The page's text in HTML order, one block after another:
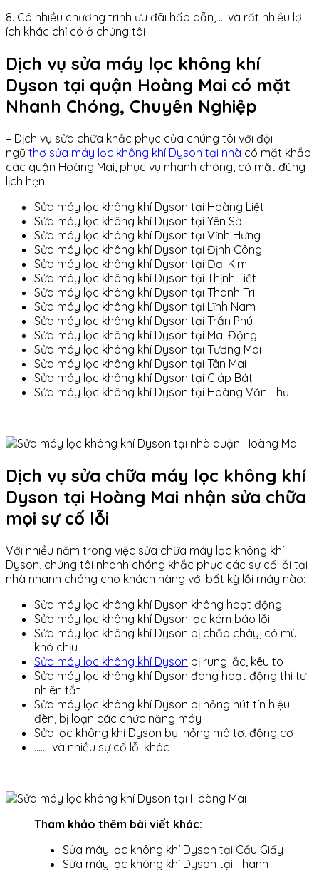
8. Có nhiều chương trình ưu đãi hấp dẫn, … và rất nhiều lợi
ích khác chỉ có ở chúng tôi
Dịch vụ sửa máy lọc không khí
Dyson tại quận Hoàng Mai có mặt
Nhanh Chóng, Chuyên Nghiệp
– Dịch vụ sửa chữa khắc phục của chúng tôi với đội
ngũ thợ sửa máy lọc không khí Dyson tại nhà có mặt khắp
các quận Hoàng Mai, phục vụ nhanh chóng, có mặt đúng
lịch hẹn:
Sửa máy lọc không khí Dyson tại Hoàng Liệt
Sửa máy lọc không khí Dyson tại Yên Sở
Sửa máy lọc không khí Dyson tại Vĩnh Hưng
Sửa máy lọc không khí Dyson tại Định Công
Sửa máy lọc không khí Dyson tại Đại Kim
Sửa máy lọc không khí Dyson tại Thịnh Liệt
Sửa máy lọc không khí Dyson tại Thanh Trì
Sửa máy lọc không khí Dyson tại Lĩnh Nam
Sửa máy lọc không khí Dyson tại Trần Phú
Sửa máy lọc không khí Dyson tại Mai Động
Sửa máy lọc không khí Dyson tại Tương Mai
Sửa máy lọc không khí Dyson tại Tân Mai
Sửa máy lọc không khí Dyson tại Giáp Bát
Sửa máy lọc không khí Dyson tại Hoàng Văn Thụ
Dịch vụ sửa chữa máy lọc không khí
Dyson tại Hoàng Mai nhận sửa chữa
mọi sự cố lỗi
Với nhiều năm trong việc sửa chữa máy lọc không khí
Dyson, chúng tôi nhanh chóng khắc phục các sự cố lỗi tại
nhà nhanh chóng cho khách hàng với bất kỳ lỗi máy nào:
Sửa máy lọc không khí Dyson không hoạt động
Sửa máy lọc không khí Dyson lọc kém báo lỗi
Sửa máy lọc không khí Dyson bị chấp cháy, có mùi
khó chịu
Sửa máy lọc không khí Dyson bị rung lắc, kêu to
Sửa máy lọc không khí Dyson đang hoạt động thì tự
nhiên tắt
Sửa máy lọc không khí Dyson bị hỏng nút tín hiệu
đèn, bị loạn các chức năng máy
Sửa lọc không khí Dyson bụi hỏng mô tơ, động cơ
……. và nhiều sự cố lỗi khác
Tham khảo thêm bài viết khác:
Sửa máy lọc không khí Dyson tại Cầu Giấy
Sửa máy lọc không khí Dyson tại Thanh